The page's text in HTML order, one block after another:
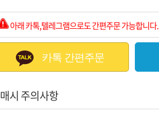
아래 카톡,텔레그램으로도 간편주문 가능합니다.
카톡 간편주문
시 주의사항